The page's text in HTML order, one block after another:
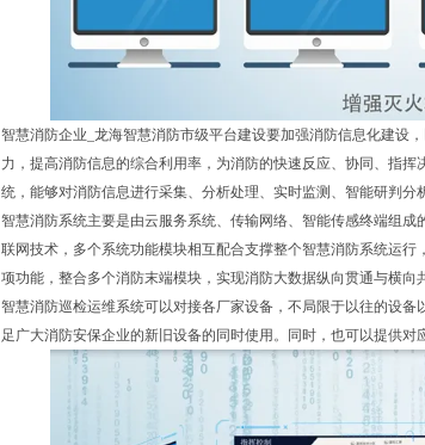
智慧消防企业_龙海智慧消防市级平台建设要加强消防信息化建设
力，提高消防信息的综合利用率，为消防的快速反应、协同、指
统，能够对消防信息进行采集、分析处理、实时监测、智能研判分
智慧消防系统主要是由云服务系统、传输网络、智能传感终端组
联网技术，多个系统功能模块相互配合支撑整个智慧消防系统运
项功能，整合多个消防末端模块，实现消防大数据纵向贯通与横向
智慧消防巡检运维系统可以对接各厂家设备，不局限于以往的设
足广大消防安保企业的新旧设备的同时使用。同时，也可以提供对